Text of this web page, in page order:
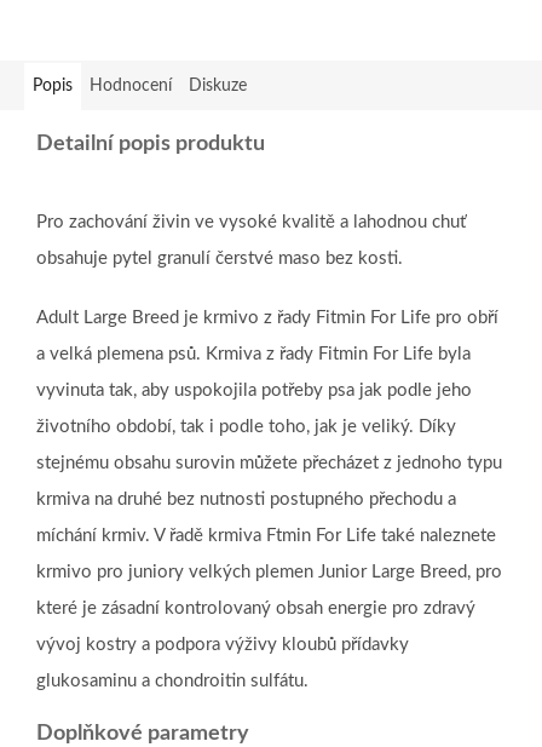
Popis Hodnocení Diskuze
Detailní popis produktu
Pro zachování živin ve vysoké kvalitě a lahodnou chuť
obsahuje pytel granulí čerstvé maso bez kosti.
Adult Large Breed je krmivo z řady Fitmin For Life pro obří
a velká plemena psů. Krmiva z řady Fitmin For Life byla
vyvinuta tak, aby uspokojila potřeby psa jak podle jeho
životního období, tak i podle toho, jak je veliký. Díky
stejnému obsahu surovin můžete přecházet z jednoho typu
krmiva na druhé bez nutnosti postupného přechodu a
míchání krmiv. V řadě krmiva Ftmin For Life také naleznete
krmivo pro juniory velkých plemen Junior Large Breed, pro
které je zásadní kontrolovaný obsah energie pro zdravý
vývoj kostry a podpora výživy kloubů přídavky
glukosaminu a chondroitin sulfátu.
Doplňkové parametry